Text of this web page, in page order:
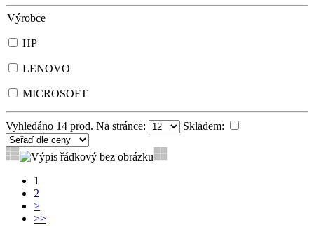
Výrobce
HP
LENOVO
MICROSOFT
Vyhledáno 14 prod. Na stránce: Skladem:
1
2
>
>>